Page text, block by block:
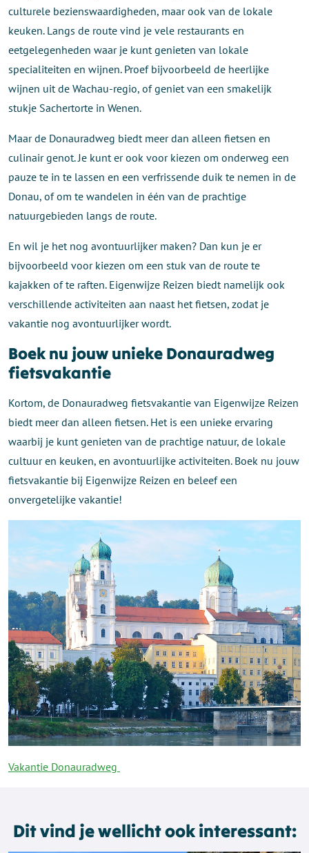
culturele bezienswaardigheden, maar ook van de lokale
keuken. Langs de route vind je vele restaurants en
eetgelegenheden waar je kunt genieten van lokale
specialiteiten en wijnen. Proef bijvoorbeeld de heerlijke
wijnen uit de Wachau-regio, of geniet van een smakelijk
stukje Sachertorte in Wenen.
Maar de Donauradweg biedt meer dan alleen fietsen en
culinair genot. Je kunt er ook voor kiezen om onderweg een
pauze te in te lassen en een verfrissende duik te nemen in de
Donau, of om te wandelen in één van de prachtige
natuurgebieden langs de route.
En wil je het nog avontuurlijker maken? Dan kun je er
bijvoorbeeld voor kiezen om een stuk van de route te
kajakken of te raften. Eigenwijze Reizen biedt namelijk ook
verschillende activiteiten aan naast het fietsen, zodat je
vakantie nog avontuurlijker wordt.
Boek nu jouw unieke Donauradweg
fietsvakantie
Kortom, de Donauradweg fietsvakantie van Eigenwijze Reizen
biedt meer dan alleen fietsen. Het is een unieke ervaring
waarbij je kunt genieten van de prachtige natuur, de lokale
cultuur en keuken, en avontuurlijke activiteiten. Boek nu jouw
fietsvakantie bij Eigenwijze Reizen en beleef een
onvergetelijke vakantie!
Vakantie Donauradweg
Dit vind je wellicht ook interessant: